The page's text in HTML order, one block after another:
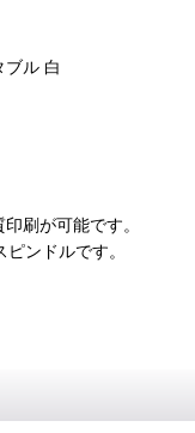
ブル 白
刷が可能です。
ンドルです。